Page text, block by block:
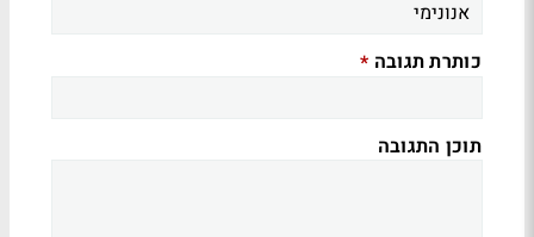
כותרת תגובה *
תוכן התגובה